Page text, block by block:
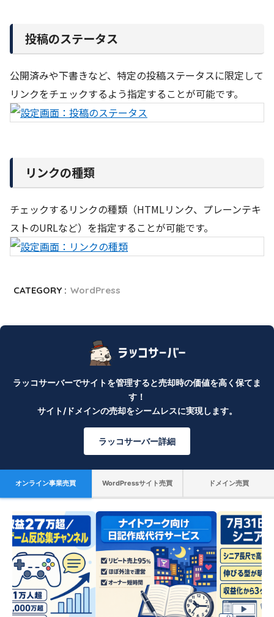
投稿のステータス
公開済みや下書きなど、特定の投稿ステータスに限定して
リンクをチェックするよう指定することが可能です。
リンクの種類
チェックするリンクの種類（HTMLリンク、プレーンテキ
ストのURLなど）を指定することが可能です。
CATEGORY : WordPress
ラッコサーバーでサイトを管理すると売却時の価値を高く保てま
す！
サイト/ドメインの売却をシームレスに実現します。
ラッコサーバー詳細
オンライン事業売買 WordPressサイト売買 ドメイン売買